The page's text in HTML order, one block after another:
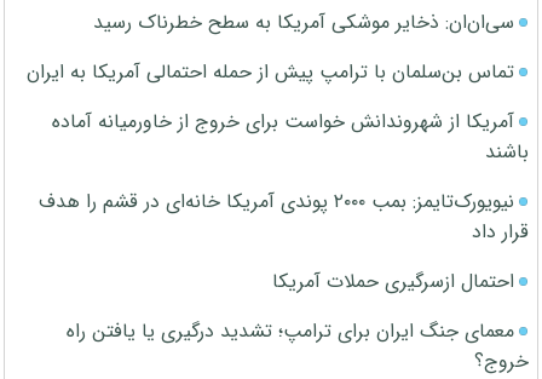
سی‌ان‌ان: ذخایر موشکی آمریکا به سطح خطرناک رسید
تماس بن‌سلمان با ترامپ پیش از حمله احتمالی آمریکا به ایران
آمریکا از شهروندانش خواست برای خروج از خاورمیانه آماده
باشند
نیویورک‌تایمز: بمب ۲۰۰۰ پوندی آمریکا خانه‌ای در قشم را هدف
قرار داد
احتمال ازسرگیری حملات آمریکا
معمای جنگ ایران برای ترامپ؛ تشدید درگیری یا یافتن راه
خروج؟